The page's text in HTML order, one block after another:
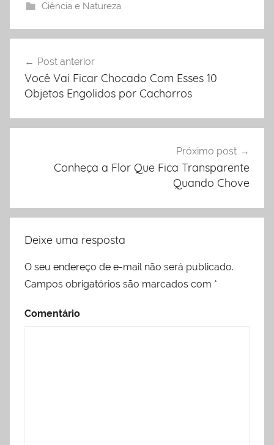
Ciência e Natureza
Navegação
de
Post anterior
Você Vai Ficar Chocado Com Esses 10
Objetos Engolidos por Cachorros
Próximo post
Conheça a Flor Que Fica Transparente
Quando Chove
Deixe uma resposta
O seu endereço de e-mail não será publicado.
Campos obrigatórios são marcados com *
Comentário